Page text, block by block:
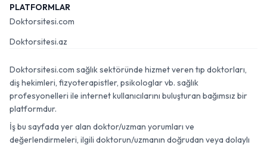
PLATFORMLAR
Doktorsitesi.com
Doktorsitesi.az
Doktorsitesi.com sağlık sektöründe hizmet veren tıp doktorları,
diş hekimleri, fizyoterapistler, psikologlar vb. sağlık
profesyonelleri ile internet kullanıcılarını buluşturan bağımsız bir
platformdur.
İş bu sayfada yer alan doktor/uzman yorumları ve
değerlendirmeleri, ilgili doktorun/uzmanın doğrudan veya dolaylı